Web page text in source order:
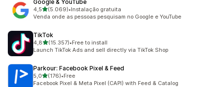
Google & YouTube
4,5de 5 estrelas
(5.069)
5069 total de avaliações
•Instalação gratuita
Venda onde as pessoas pesquisam no Google e YouTube
TikTok
4,8de 5 estrelas
(15.357)
15357 total de avaliações
•Free to install
Launch TikTok Ads and sell directly via TikTok Shop
Parkour: Facebook Pixel & Feed
5,0de 5 estrelas
(176)
176 total de avaliações
•Free
Facebook Pixel & Meta Pixel (CAPI) with Feed & Catalog